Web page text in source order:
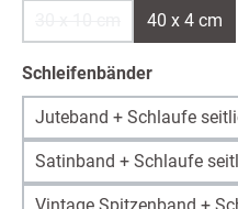
40 x 4 cm
Schleifenbänderauswählen
Juteband + Schlaufe
Satinband + Schlaufe